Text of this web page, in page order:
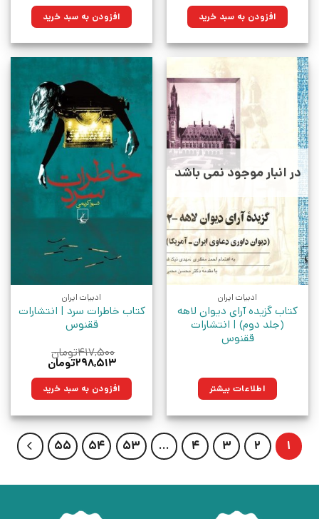
۷۲۰,۰۰۰تومان
بود.
۵۱۴,۸۰۰تومان.افزودن به سبد خرید ۴۴۰,۰۰۰تومان
بود.
۳۱۴,۶۰۰تومان.افزودن به سبد خرید
در انبار موجود نمی باشد
ادبیات ایران
کتاب گزیده آرای دیوان لاهه
(جلد دوم) | انتشارات
ققنوس
اطلاعات بیشتر
ادبیات ایران
کتاب خاطرات سرد | انتشارات
ققنوس
۴۱۷,۵۰۰تومان
قیمت
۴۱۷,۵۰۰تومان
بود.
۲۹۸,۵۱۳تومان
۲۹۸,۵۱۳تومان.افزودن به سبد خرید
1
2
3
4
…
53
54
55